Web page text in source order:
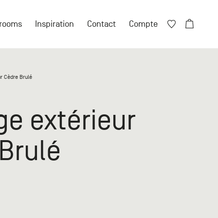
Inspiration Contact Compte
Cèdre Brulé
extérieur
compte particulier